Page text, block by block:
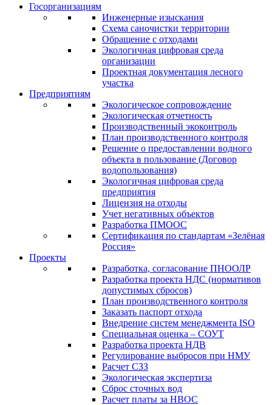
Госорганизациям
Инженерные изыскания
Схема саночистки территории
Обращение с отходами
Экологичная цифровая среда
организации
Проектная документация лесного
участка
Предприятиям
Экологическое сопровождение
Экологическая отчетность
Производственный экоконтроль
План производственного контроля
Решение о предоставлении водного
объекта в пользование (Договор
водопользования)
Экологичная цифровая среда
предприятия
Лицензия на отходы
Учет негативных объектов
Разработка ПМООС
Сертификация по стандартам «Зелёная
Россия»
Проекты
Разработка, согласование ПНООЛР
Разработка проекта НДС (нормативов
допустимых сбросов)
План производственного контроля
Заказать паспорт отхода
Внедрение систем менеджмента ISO
Специальная оценка – СОУТ
Разработка проекта НДВ
Регулирование выбросов при НМУ
Расчет СЗЗ
Экологическая экспертиза
Сброс сточных вод
Расчет платы за НВОС